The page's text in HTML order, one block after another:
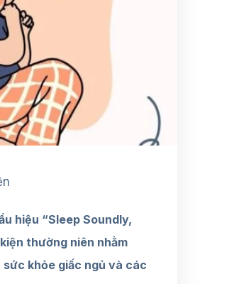
hiệu “Sleep Soundly,
thường niên nhằm
khỏe giấc ngủ và các